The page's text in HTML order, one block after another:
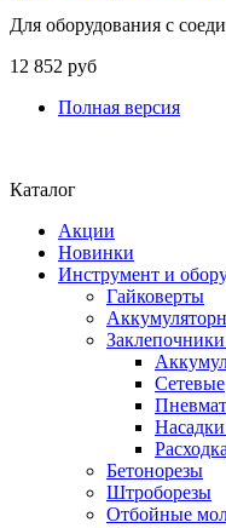
Для оборудования с
12 852 руб
Полная версия
Каталог
Акции
Новинки
Инструмент и
Гайковерты
Заклепочники
Сетевые
Бетонорезы
Штроборезы
Отбойные